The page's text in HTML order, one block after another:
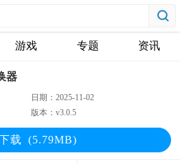
游戏 专题 资讯
器
日期：2025-11-02
版本：v3.0.5
载 (5.79MB)